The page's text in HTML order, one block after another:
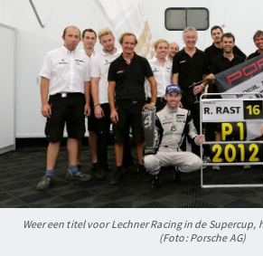
Weer een titel voor Lechner Racing in de Supercup,
(Foto: Porsche AG)